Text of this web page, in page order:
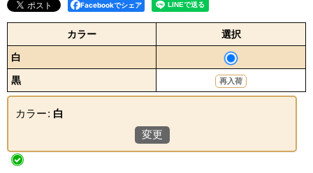
Facebookでシェア
カラー
選択
白
黒
再入荷
カラー: 白
変更